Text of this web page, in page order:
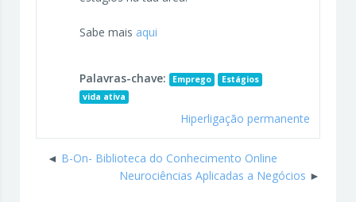
Sabe mais aqui
Palavras-chave: Emprego
Estágios
vida ativa
Hiperligação permanente
B-On- Biblioteca do Conhecimento Online
Neurociências Aplicadas a Negócios